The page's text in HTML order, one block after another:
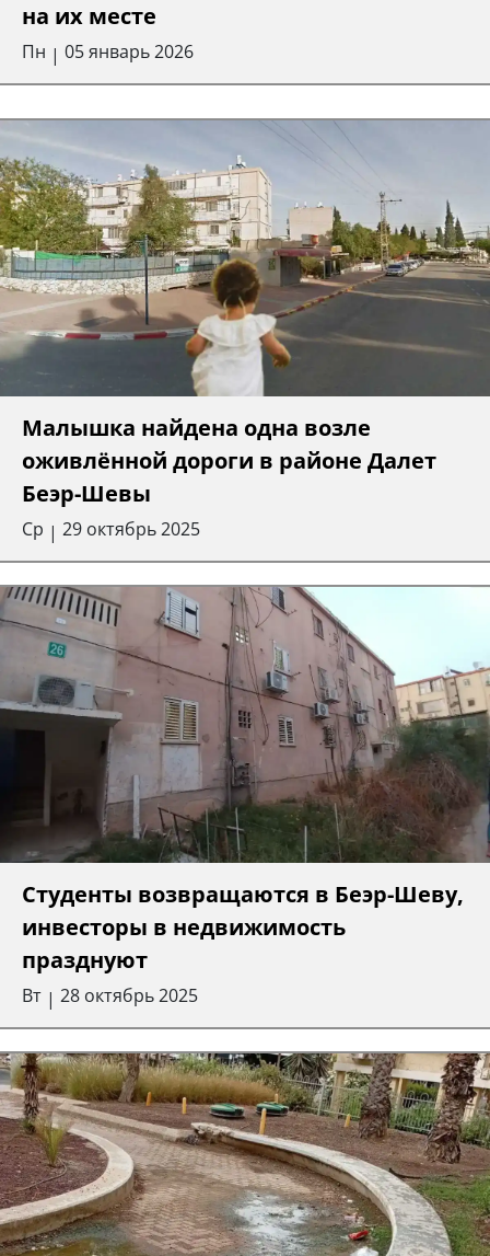
на их месте
Пн | 05 январь 2026
Малышка найдена одна возле
оживлённой дороги в районе Далет
Беэр-Шевы
Ср | 29 октябрь 2025
Студенты возвращаются в Беэр-Шеву,
инвесторы в недвижимость
празднуют
Вт | 28 октябрь 2025